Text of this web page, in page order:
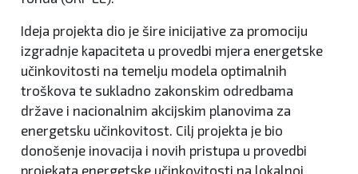
Ideja projekta dio je šire inicijative za promociju
izgradnje kapaciteta u provedbi mjera energetske
učinkovitosti na temelju modela optimalnih
troškova te sukladno zakonskim odredbama
države i nacionalnim akcijskim planovima za
energetsku učinkovitost. Cilj projekta je bio
donošenje inovacija i novih pristupa u provedbi
projekata energetske učinkovitosti na lokalnoj